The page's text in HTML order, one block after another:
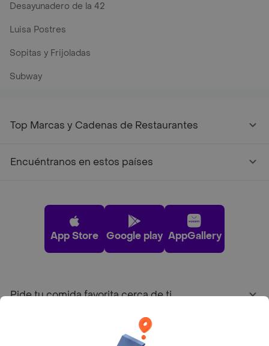
Desayunadero de la 42
Luisa Postres
Sopitas y Frijoladas
Subway
Top Marcas y Cadenas de Restaurantes
Encuéntranos en estos países
App Store Google play AppGallery
Pide tu comida favorita cerca de ti